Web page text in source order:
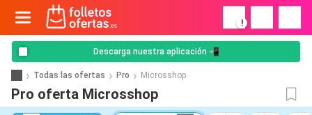
!
Descarga nuestra aplicación 📲
Todas las ofertas Pro Microsshop
Pro oferta Microsshop